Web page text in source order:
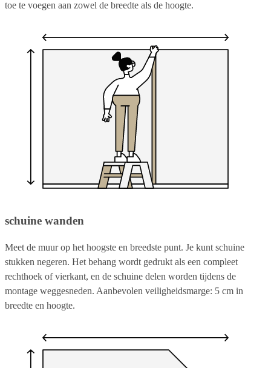
toe te voegen aan zowel de breedte als de hoogte.
schuine wanden
Meet de muur op het hoogste en breedste punt. Je kunt schuine
stukken negeren. Het behang wordt gedrukt als een compleet
rechthoek of vierkant, en de schuine delen worden tijdens de
montage weggesneden. Aanbevolen veiligheidsmarge: 5 cm in
breedte en hoogte.